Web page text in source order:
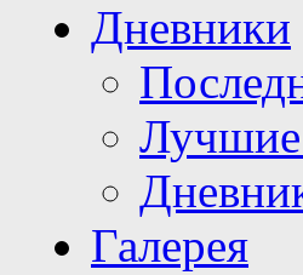
Дневники
Лучшие
Галерея